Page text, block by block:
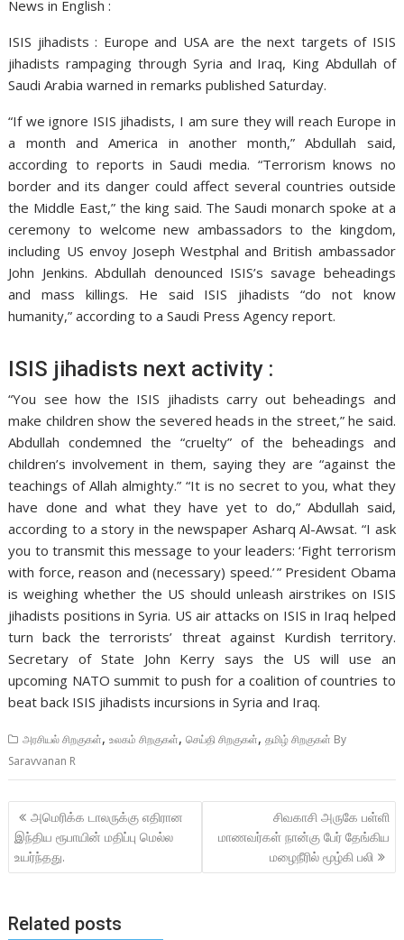
News in English :
ISIS jihadists : Europe and USA are the next targets of ISIS
jihadists rampaging through Syria and Iraq, King ­Abdullah of
Saudi Arabia warned in remarks published Saturday.
“If we ignore ISIS jihadists, I am sure they will reach Europe in
a month and America in another month,” Abdullah said,
according to reports in Saudi media. “Terrorism knows no
border and its danger could affect several countries outside
the Middle East,” the king said. The Saudi monarch spoke at a
ceremony to welcome new ambassadors to the kingdom,
including US envoy Joseph Westphal and British ambassador
John Jenkins. Abdullah denounced ISIS’s savage beheadings
and mass killings. He said ISIS jihadists “do not know
humanity,” according to a Saudi Press Agency report.
ISIS jihadists next activity :
“You see how the ISIS jihadists carry out beheadings and
make children show the severed heads in the street,” he said.
Abdullah condemned the “cruelty” of the beheadings and
children’s involvement in them, saying they are “against the
teachings of Allah almighty.” “It is no secret to you, what they
have done and what they have yet to do,” Abdullah said,
according to a story in the newspaper Asharq Al-Awsat. “I ask
you to transmit this message to your leaders: ‘Fight terrorism
with force, reason and (necessary) speed.’ ” President Obama
is weighing whether the US should unleash airstrikes on ISIS
jihadists positions in Syria. US air attacks on ISIS in Iraq helped
turn back the terrorists’ threat against Kurdish territory.
Secretary of State John Kerry says the US will use an
upcoming NATO summit to push for a coalition of countries to
beat back ISIS jihadists incursions in Syria and Iraq.
அரசியல் சிறகுகள்,உலகம் சிறகுகள்,செய்தி சிறகுகள்,தமிழ் சிறகுகள் By
Saravvanan R
Post
navigation
அமெரிக்க டாலருக்கு எதிரான
இந்திய ரூபாயின் மதிப்பு மெல்ல
உயர்ந்தது.
சிவகாசி அருகே பள்ளி
மாணவர்கள் நான்கு பேர் தேங்கிய
மழைநீரில் மூழ்கி பலி
Related posts